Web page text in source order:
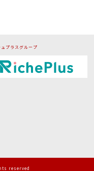
プラスグループ
reserved